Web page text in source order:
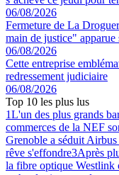
06/08/2026
Fermeture de La
main de justice"
06/08/2026
Cette entreprise
redressement judiciaire
06/08/2026
Top 10 les plus lus
1L'un des plus grands
commerces de la NEF
Grenoble a séduit
rêve s'effondre3Après
la fibre optique Westlink